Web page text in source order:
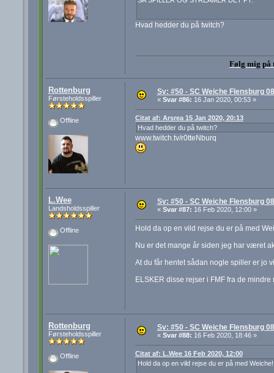
Hvad hedder du på twitch?
Følg mig på
Rottenburg
Førsteholdsspiller
Offline
Sv: #50 - SC Weiche Flensburg
« Svar #86: 16 Jan 2020, 00:53 »
Citat af: Arsrea 15 Jan 2020, 20:13
Hvad hedder du på twitch?
www.twitch.tv/r0tteNburq
L.Wee
Landsholdsspiller
Offline
Sv: #50 - SC Weiche Flensburg
« Svar #87: 16 Feb 2020, 12:00 »
Hold da op en vild rejse du er på med
Nu er det mange år siden jeg har været
At du får hentet sådan nogle spiller er jo
ELSKER disse rejser i FMF fra de
Rottenburg
Førsteholdsspiller
Offline
Sv: #50 - SC Weiche Flensburg
« Svar #88: 16 Feb 2020, 18:46 »
Citat af: L.Wee 16 Feb 2020, 12:00
Hold da op en vild rejse du er på med Weiche!